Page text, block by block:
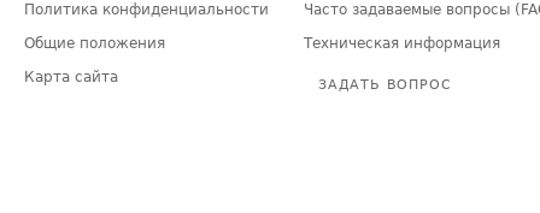
Политика конфиденциальности
Общие положения
Карта сайта
Часто задаваемые вопросы
Техническая информация
ЗАДАТЬ ВОПРОС